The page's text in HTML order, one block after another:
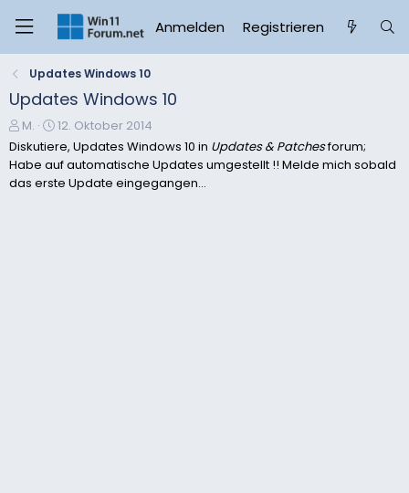
Anmelden Registrieren
Updates Windows 10
Updates Windows 10
E
r
s
t
M.
E
r
s
t
12. Oktober 2014
Diskutiere, Updates Windows 10 in Updates & Patchesforum;
Habe auf automatische Updates umgestellt !! Melde mich sobald
das erste Update eingegangen...